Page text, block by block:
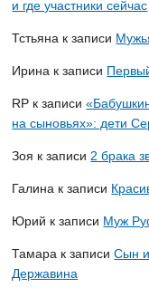
и где участники сейчас
Тстьяна к записи
Ирина к записи
RP к записи
на сыновьях»: дети
Зоя к записи 2 брака
Галина к записи
Юрий к записи Муж
Тамара к записиСын и
Державина